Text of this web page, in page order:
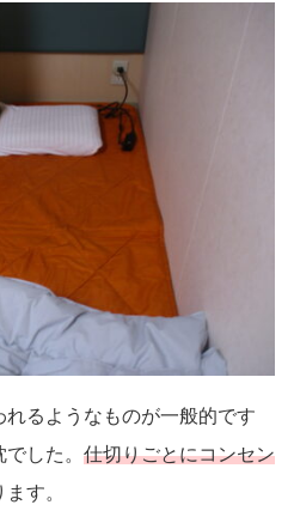
るようなものが一般的です
した。 仕切りごとにコンセン
す。